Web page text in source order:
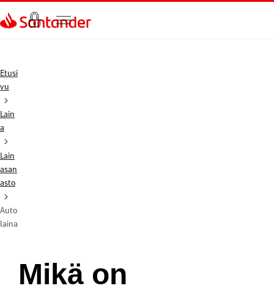
Siirry sivulle
Etusi
vu
Lain
a
Lain
asan
asto
Auto
laina
Mikä on